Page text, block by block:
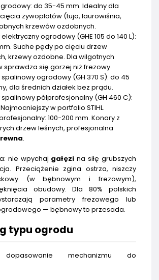
do 35-45 mm. Idealny dla
żywopłotów (tuja, laurowiśnia,
krzewów ozdobnych.
elektryczny ogrodowy (GHE 105 do 140 L):
Suche pędy po cięciu drzew
krzewy ozdobne. Dla wilgotnych
sprawdza się gorzej niż frezowy.
spalinowy ogrodowy (GH 370 S): do 45
dla średnich działek bez prądu.
spalinowy półprofesjonalny (GH 460 C):
w portfolio STIHL.
100-200 mm. Konary z
drzew leśnych, profesjonalna
.
nie wpychaj gałęzi na siłę grubszych
Przeciążenie zgina ostrza, niszczy
(w bębnowym i frezowym),
obudowy. Dla 80% polskich
parametry frezowego lub
— bębnowy to przesada.
typu ogrodu
dopasowanie mechanizmu do